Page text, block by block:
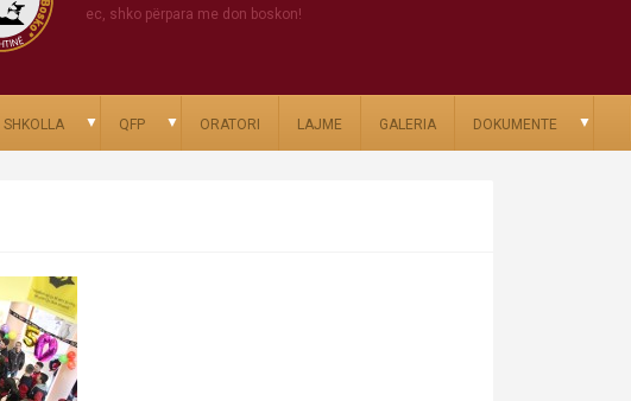
ec, shko përpara me don boskon!
SHKOLLA ▼ QFP ▼ ORATORI LAJME GALERIA DOKUMENTE ▼